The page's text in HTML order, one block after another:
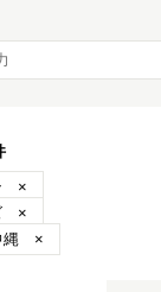
×
×
×